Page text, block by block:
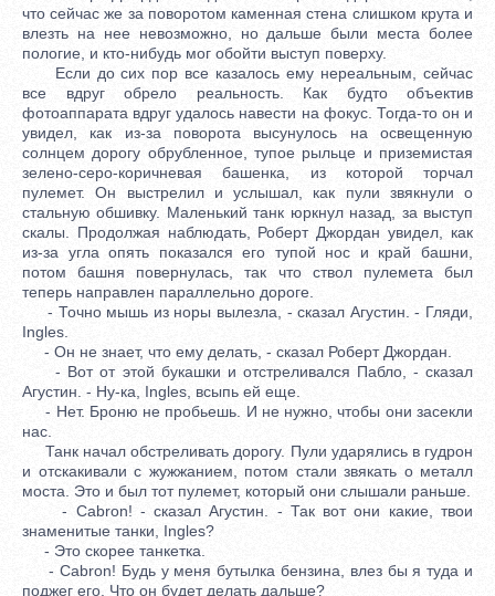
что сейчас же за поворотом каменная стена слишком крута и
влезть на нее невозможно, но дальше были места более
пологие, и кто-нибудь мог обойти выступ поверху.
Если до сих пор все казалось ему нереальным, сейчас
все вдруг обрело реальность. Как будто объектив
фотоаппарата вдруг удалось навести на фокус. Тогда-то он и
увидел, как из-за поворота высунулось на освещенную
солнцем дорогу обрубленное, тупое рыльце и приземистая
зелено-серо-коричневая башенка, из которой торчал
пулемет. Он выстрелил и услышал, как пули звякнули о
стальную обшивку. Маленький танк юркнул назад, за выступ
скалы. Продолжая наблюдать, Роберт Джордан увидел, как
из-за угла опять показался его тупой нос и край башни,
потом башня повернулась, так что ствол пулемета был
теперь направлен параллельно дороге.
- Точно мышь из норы вылезла, - сказал Агустин. - Гляди,
Ingles.
- Он не знает, что ему делать, - сказал Роберт Джордан.
- Вот от этой букашки и отстреливался Пабло, - сказал
Агустин. - Ну-ка, Ingles, всыпь ей еще.
- Нет. Броню не пробьешь. И не нужно, чтобы они засекли
нас.
Танк начал обстреливать дорогу. Пули ударялись в гудрон
и отскакивали с жужжанием, потом стали звякать о металл
моста. Это и был тот пулемет, который они слышали раньше.
- Cabron! - сказал Агустин. - Так вот они какие, твои
знаменитые танки, Ingles?
- Это скорее танкетка.
- Cabron! Будь у меня бутылка бензина, влез бы я туда и
поджег его. Что он будет делать дальше?